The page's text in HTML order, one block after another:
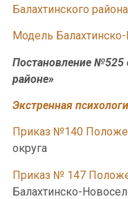
Балахтинского
Модель
Постановление №525
районе»
Экстренная
Приказ №140
округа
Приказ № 147
Балахтинско-